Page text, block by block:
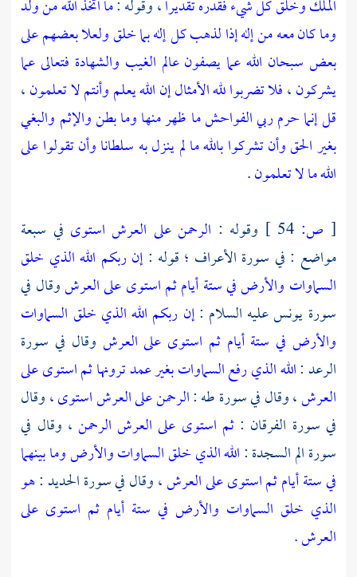
الملك وخلق كل شيء فقدره تقديرا، وقوله :ما اتخذ الله من ولد
وما كان معه من إله إذا لذهب كل إله بما خلق ولعلا بعضهم على
بعض سبحان الله عما يصفون عالم الغيب والشهادة فتعالى عما
يشركون،فلا تضربوا لله الأمثال إن الله يعلم وأنتم لا تعلمون،
قل إنما حرم ربي الفواحش ما ظهر منها وما بطن والإثم والبغي
بغير الحق وأن تشركوا بالله ما لم ينزل به سلطانا وأن تقولوا على
الله ما لا تعلمون.
[ ص: وقوله : الرحمن على العرش استوى في سبعة
مواضع : في سورة الأعراف ؛ قوله :إن ربكم الله الذي خلق
السماوات والأرض في ستة أيام ثم استوى على العرشوقال في
سورة يونس عليه السلام :إن ربكم الله الذي خلق السماوات
والأرض في ستة أيام ثم استوى على العرش وقال في سورة
الرعد :الله الذي رفع السماوات بغير عمد ترونها ثم استوى على
العرش، وقال في سورة طه :الرحمن على العرش استوى، وقال
في سورة الفرقان :ثم استوى على العرش الرحمن ، وقال في
سورة الم السجدة :الله الذي خلق السماوات والأرض وما بينهما
في ستة أيام ثم استوى على العرش، وقال في سورة الحديد :هو
الذي خلق السماوات والأرض في ستة أيام ثم استوى على
العرش.